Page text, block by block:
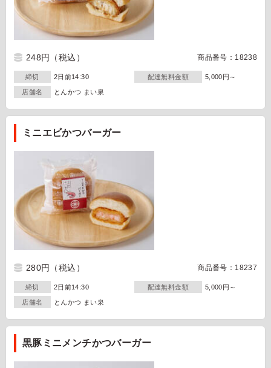
248円 （税込） 商品番号：18238
締切 2日前14:30 配達無料金額 5,000円～
店舗名 とんかつ まい泉
ミニエビかつバーガー
280円 （税込） 商品番号：18237
締切 2日前14:30 配達無料金額 5,000円～
店舗名 とんかつ まい泉
黒豚ミニメンチかつバーガー